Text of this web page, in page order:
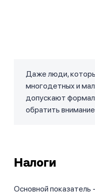
Даже люди,
многодетных и
допускают
обратить
Налоги
Основной